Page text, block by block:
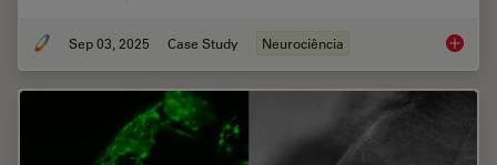
Sep 03, 2025 Case Study Neurociência How to